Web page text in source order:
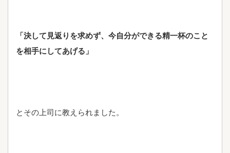
「決して見返りを求めず、今自分ができる精一杯のこと
を相手にしてあげる」
とその上司に教えられました。